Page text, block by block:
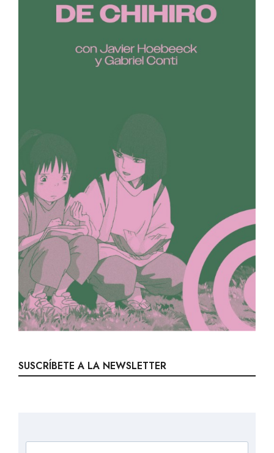
SUSCRÍBETE A LA NEWSLETTER